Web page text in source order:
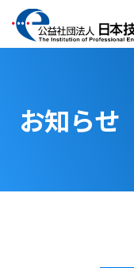
お知らせ